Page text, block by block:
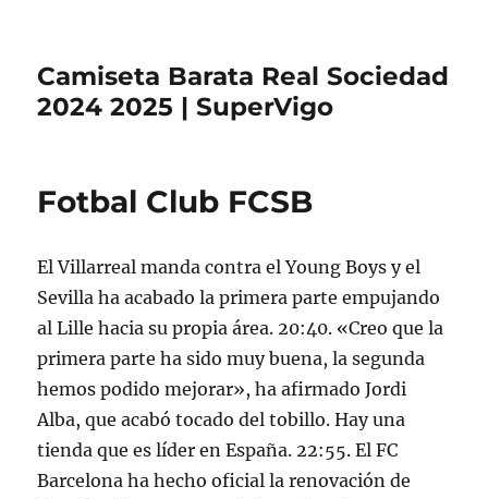
Camiseta Barata Real Sociedad
2024 2025 | SuperVigo
Fotbal Club FCSB
El Villarreal manda contra el Young Boys y el
Sevilla ha acabado la primera parte empujando
al Lille hacia su propia área. 20:40. «Creo que la
primera parte ha sido muy buena, la segunda
hemos podido mejorar», ha afirmado Jordi
Alba, que acabó tocado del tobillo. Hay una
tienda que es líder en España. 22:55. El FC
Barcelona ha hecho oficial la renovación de